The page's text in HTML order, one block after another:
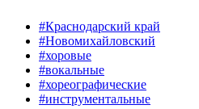
#Краснодарский край
#Новомихайловский
#хоровые
#вокальные
#хореографические
#инструментальные